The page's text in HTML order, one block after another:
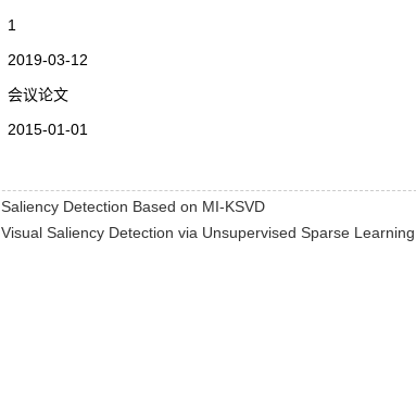
1
2019-03-12
会议论文
2015-01-01
Saliency Detection Based on MI-KSVD
Visual Saliency Detection via Unsupervised Sparse Learning